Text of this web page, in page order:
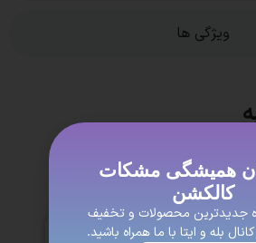
ویژگی ها
همیشگی مشکات
کالکشن
جدیدترین محصولات و تخفیف
بله و ایتا با ما همراه باشید.